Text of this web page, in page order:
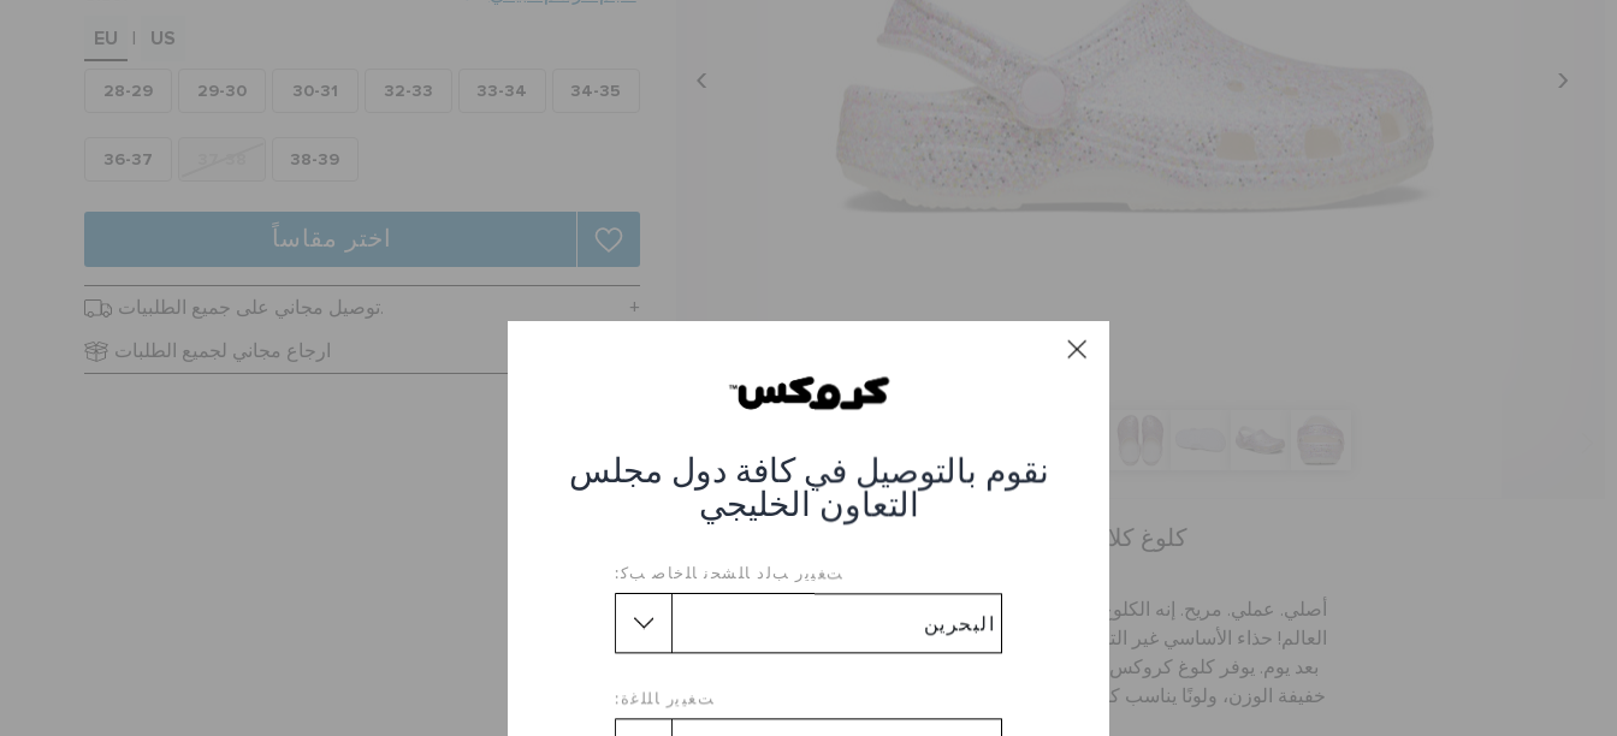
نقوم بالتوصيل في كافة دول مجلس
التعاون الخليجي
ﺖﻐﻴﻳﺭ ﺐﻟﺩ ﺎﻠﺸﺤﻧ ﺎﻠﺧﺎﺻ ﺐﻛ:
ﺖﻐﻴﻳﺭ ﺎﻠﻠﻏﺓ:
EU
US
28-29 29-30 30-31 32-33 33-34 34-35
36-37 38-39
اختر مقاساً
توصيل مجاني على جميع الطلبيات.
ارجاع مجاني لجميع الطلبات
كلوغ كلاسيك فانتسي جليتر للأطفال
أصلي. عملي. مريح. إنه الكلوغ الأيقوني الذي بدأ ثورة الراحة حول
العالم! حذاء الأساسي غير التقليدي الذي ستزدادين إعجابًا به يومًا
بعد يوم. يوفر كلوغ كروكس الكلاسيكي راحة كروكس الأيقونية™
خفيفة الوزن، ولونًا يناسب كل شخصية، ودعوة مستمرة للشعور
بالراحة في حذائك.